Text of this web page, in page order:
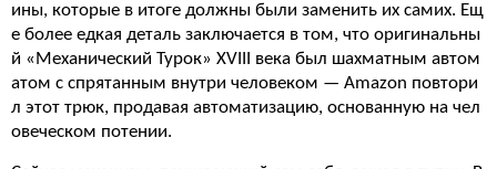
ины, которые в итоге должны были заменить их самих. Ещ
е более едкая деталь заключается в том, что оригинальны
й «Механический Турок» XVIII века был шахматным автом
атом с спрятанным внутри человеком — Amazon повтори
л этот трюк, продавая автоматизацию, основанную на чел
овеческом потении.